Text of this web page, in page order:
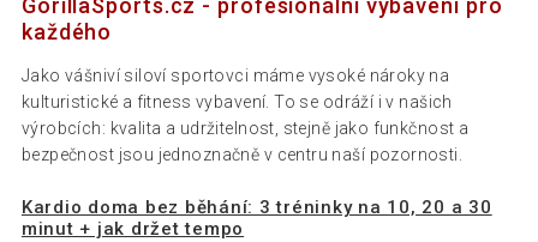
GorillaSports.cz - profesionální vybavení pro
každého
Jako vášniví siloví sportovci máme vysoké nároky na
kulturistické a fitness vybavení. To se odráží i v našich
výrobcích: kvalita a udržitelnost, stejně jako funkčnost a
bezpečnost jsou jednoznačně v centru naší pozornosti.
Kardio doma bez běhání: 3 tréninky na 10, 20 a 30
minut + jak držet tempo